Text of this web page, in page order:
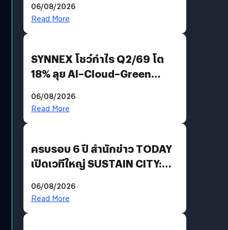
AGI
06/08/2026
Read More
SYNNEX โชว์กำไร Q2/69 โต
18% ลุย AI–Cloud–Green
Revenue เร่งเครื่อง New
06/08/2026
Read More
ครบรอบ 6 ปี สำนักข่าว TODAY
เปิดเวทีใหญ่ SUSTAIN CITY:
แนวทางปรับตัวสู่เศรษฐกิจสี
06/08/2026
Read More